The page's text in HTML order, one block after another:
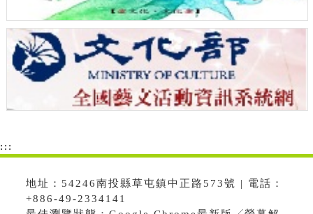
:::
地址：54246南投縣草屯鎮中正路573號 | 電話：
+886-49-2334141